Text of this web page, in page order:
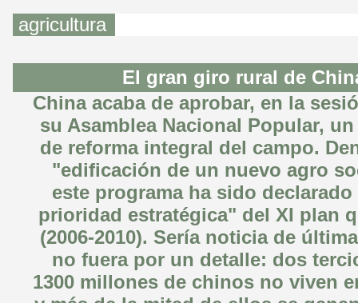
agricultura
El gran giro rural de
China acaba de aprobar, en la
su Asamblea Nacional Popular,
de reforma integral del campo.
"edificación de un nuevo agro
este programa ha sido
prioridad estratégica" del XI plan
(2006-2010). Sería noticia de
no fuera por un detalle: dos
1300 millones de chinos no viven